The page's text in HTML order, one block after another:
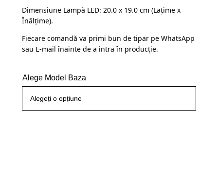
Dimensiune Lampă LED: 20.0 x 19.0 cm (Lațime x
Înălțime).
Fiecare comandă va primi bun de tipar pe WhatsApp
sau E-mail înainte de a intra în producție.
Alege Model Baza